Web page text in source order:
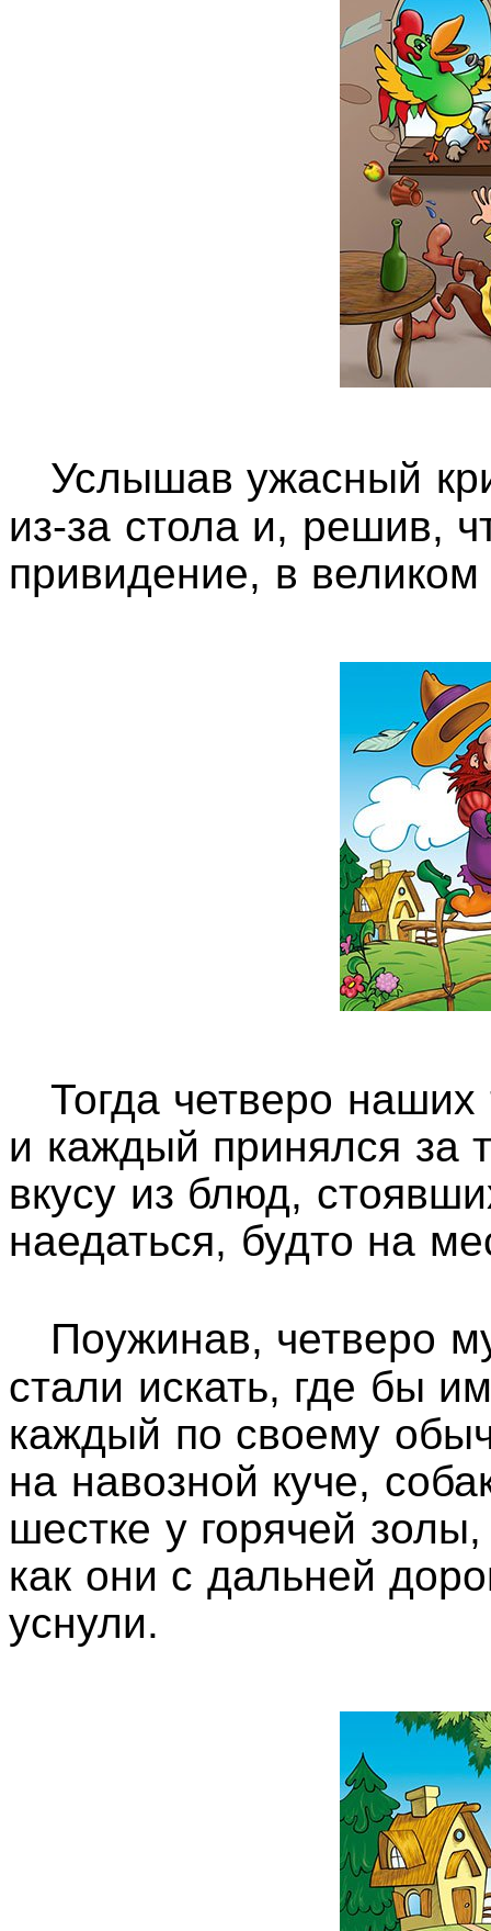
Услышав ужасный
из-за стола и, решив,
привидение, в
Тогда четверо наших
и каждый принялся за
вкусу из блюд,
наедаться, будто на
Поужинав, четверо
стали искать, где бы
каждый по своему
на навозной куче,
шестке у горячей
как они с дальней
уснули.